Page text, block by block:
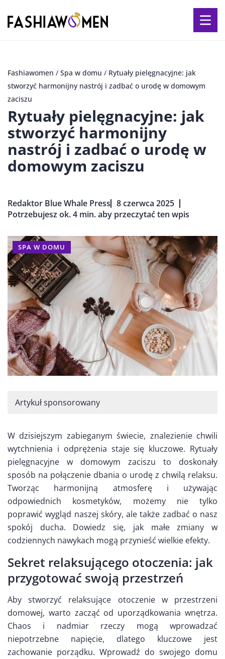
Fashiawomen / Spa w domu / Rytuały pielęgnacyjne: jak
stworzyć harmonijny nastrój i zadbać o urodę w domowym
zaciszu
Rytuały pielęgnacyjne: jak
stworzyć harmonijny
nastrój i zadbać o urodę w
domowym zaciszu
Redaktor Blue Whale Press 8 czerwca 2025
Potrzebujesz ok. 4 min. aby przeczytać ten wpis
SPA W DOMU
Artykuł sponsorowany
W dzisiejszym zabieganym świecie, znalezienie chwili
wytchnienia i odprężenia staje się kluczowe. Rytuały
pielęgnacyjne w domowym zaciszu to doskonały
sposób na połączenie dbania o urodę z chwilą relaksu.
Tworząc harmonijną atmosferę i używając
odpowiednich kosmetyków, możemy nie tylko
poprawić wygląd naszej skóry, ale także zadbać o nasz
spokój ducha. Dowiedz się, jak małe zmiany w
codziennych nawykach mogą przynieść wielkie efekty.
Sekret relaksującego otoczenia: jak
przygotować swoją przestrzeń
Aby stworzyć relaksujące otoczenie w przestrzeni
domowej, warto zacząć od uporządkowania wnętrza.
Chaos i nadmiar rzeczy mogą wprowadzać
niepotrzebne napięcie, dlatego kluczowe jest
zachowanie porządku. Wprowadź do swojego domu